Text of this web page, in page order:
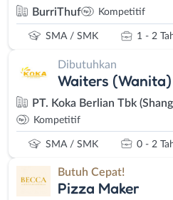
BurriThuf Kompetitif
SMA / SMK 1 - 2
Dibutuhkan
Waiters (Wanita)
PT. Koka Berlian Tbk
Kompetitif
SMA / SMK 0 - 2
Butuh Cepat!
Pizza Maker